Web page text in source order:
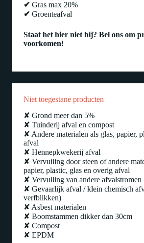
✔ Gras max 20%
✔ Groenteafval
Staat het hier niet bij? Bel ons om
voorkomen!
Niet toegestane producten
✘ Grond meer dan 5%
✘ Tuinderij afval en compost
✘ Andere materialen als glas, papier,
afval
✘ Hennepkwekerij afval
✘ Vervuiling door steen of andere
papier, plastic, glas en overig afval
✘ Vervuiling van andere afvalstromen
✘ Gevaarlijk afval / klein chemisch
verfblikken)
✘ Asbest materialen
✘ Boomstammen dikker dan 30cm
✘ Compost
✘ EPDM